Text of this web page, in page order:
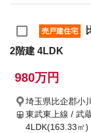
売戸建住宅
2階建 4LDK
980万円
埼玉県比企郡小
東武東上線 / 武
4LDK(163.33㎡)